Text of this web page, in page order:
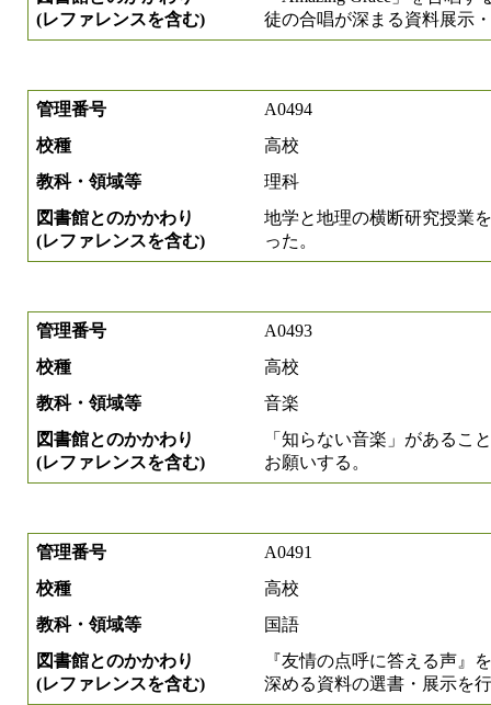
(レファレンスを含む)
徒の合唱が深まる資料展示
管理番号
A0494
校種
高校
教科・領域等
理科
図書館とのかかわり
(レファレンスを含む)
地学と地理の横断研究授業
った。
管理番号
A0493
校種
高校
教科・領域等
音楽
図書館とのかかわり
(レファレンスを含む)
「知らない音楽」があるこ
お願いする。
管理番号
A0491
校種
高校
教科・領域等
国語
図書館とのかかわり
(レファレンスを含む)
『友情の点呼に答える声』
深める資料の選書・展示を